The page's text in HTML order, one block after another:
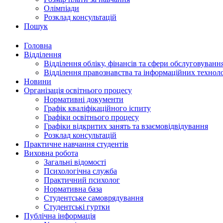
Олімпіади
Розклад консультацій
Пошук
Головна
Відділення
Відділення обліку, фінансів та сфери
Відділення правознавства та інформаційних
Новини
Організація освітнього процесу
Нормативні документи
Графік кваліфікаційного іспиту
Графіки освітнього процесу
Графіки відкритих занять та взаємовідвідування
Розклад консультацій
Практичне навчання студентів
Виховна робота
Загальні відомості
Психологічна служба
Практичний психолог
Нормативна база
Студентське самоврядування
Студентські гуртки
Публічна інформація